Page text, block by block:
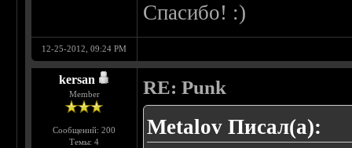
Спасибо! :)
12-25-2012, 09:24 PM
kersan
Member
Сообщений: 200
Темы: 4
RE: Punk
Metalov Писал(а):